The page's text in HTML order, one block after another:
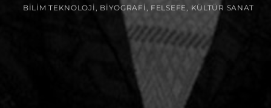
BILIM TEKNOLOJI BIYOGRAFI FELSEFE KÜLTÜR SANAT